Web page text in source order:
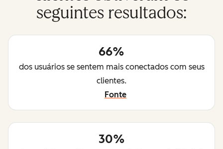
seguintes resultados:
66%
dos usuários se sentem mais conectados com seus
clientes.
Fonte
30%